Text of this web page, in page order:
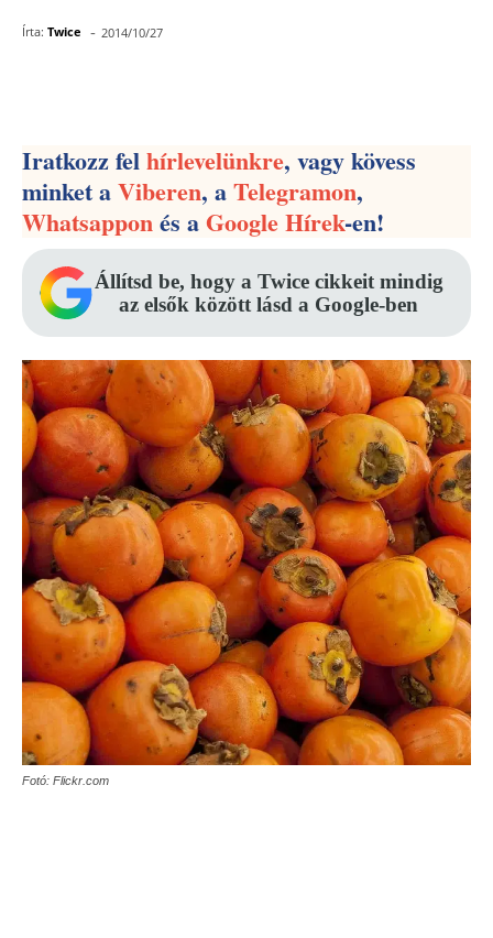
Írta: Twice - 2014/10/27
Iratkozz felhírlevelünkre, vagy kövess
minket aViberen, aTelegramon,
Whatsapponés aGoogle Hírek-en!
Állítsd be, hogy a Twice cikkeit mindig
az elsők között lásd a Google-ben
Fotó: Flickr.com